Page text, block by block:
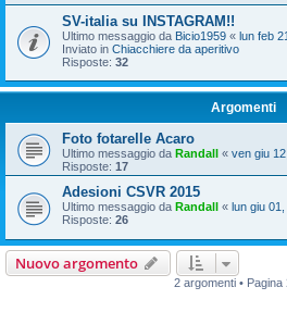
SV-italia su INSTAGRAM!!
Ultimo messaggio da Bicio1959 « lun feb
Inviato in Chiacchiere da aperitivo
Risposte: 32
Argomenti
Foto fotarelle Acaro
Ultimo messaggio da Randall « ven giu
Risposte: 17
Adesioni CSVR 2015
Ultimo messaggio da Randall « lun giu
Risposte: 26
Nuovo argomento
2 argomenti • Pagina